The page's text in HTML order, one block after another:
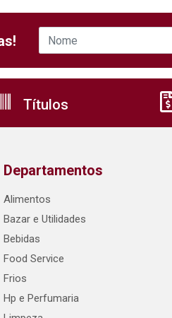
Títulos
Departamentos
Alimentos
Bazar e Utilidades
Bebidas
Food Service
Frios
Hp e Perfumaria